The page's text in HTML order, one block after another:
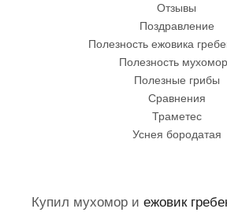
Купил мухомор и ежовик
Отзывы
Поздравление
Полезность ежовика
Полезность
Полезные грибы
Сравнения
Траметес
Уснея бородатая